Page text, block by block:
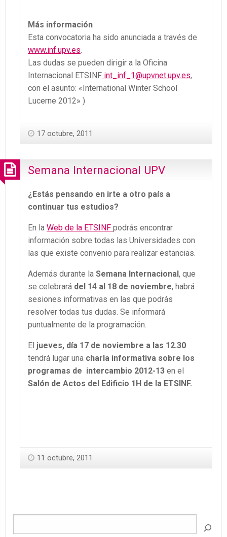
Más información
Esta convocatoria ha sido anunciada a través de
www.inf.upv.es
Las dudas se pueden dirigir a la Oficina
Internacional ETSINF int_inf_1@upvnet.upv.es,
con el asunto: «International Winter School
Lucerne 2012» )
17 octubre, 2011
Semana Internacional UPV
¿Estás pensando en irte a otro país a
continuar tus estudios?
En la Web de la ETSINF podrás encontrar
información sobre todas las Universidades con
las que existe convenio para realizar estancias.
Además durante la Semana Internacional, que
se celebrará del 14 al 18 de noviembre, habrá
sesiones informativas en las que podrás
resolver todas tus dudas. Se informará
puntualmente de la programación.
El jueves, día 17 de noviembre a las 12.30
tendrá lugar una charla informativa sobre los
programas de intercambio 2012-13 en el
Salón de Actos del Edificio 1H de la ETSINF.
11 octubre, 2011